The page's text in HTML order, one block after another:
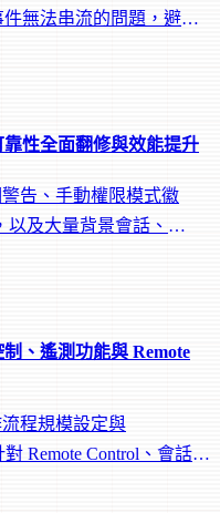
件無法串流的問題，避免
靠性全面翻修與效能提升
警告、手動權限模式徽
以及大量背景會話、
、遙測功能與 Remote
流程規模設定與
Remote Control、會話管